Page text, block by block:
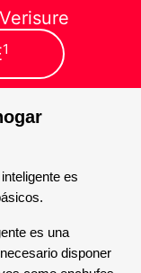
1
es
es una
disponer